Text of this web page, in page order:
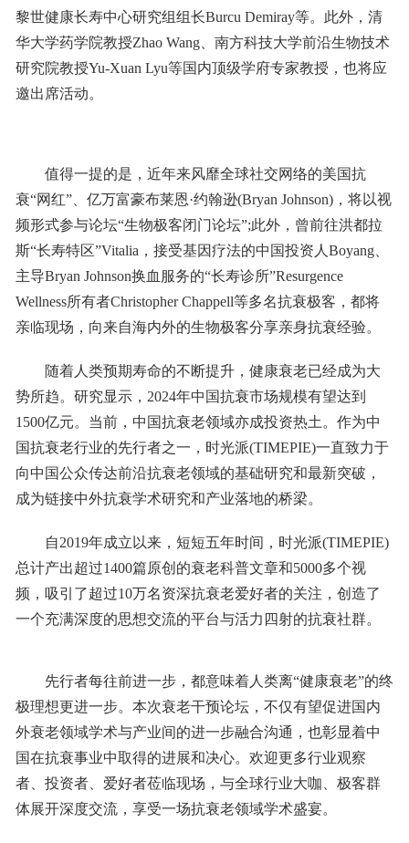
黎世健康长寿中心研究组组长Burcu Demiray等。此外，清
华大学药学院教授Zhao Wang、南方科技大学前沿生物技术
研究院教授Yu-Xuan Lyu等国内顶级学府专家教授，也将应
邀出席活动。
值得一提的是，近年来风靡全球社交网络的美国抗
衰“网红”、亿万富豪布莱恩·约翰逊(Bryan Johnson)，将以视
频形式参与论坛“生物极客闭门论坛”;此外，曾前往洪都拉
斯“长寿特区”Vitalia，接受基因疗法的中国投资人Boyang、
主导Bryan Johnson换血服务的“长寿诊所”Resurgence
Wellness所有者Christopher Chappell等多名抗衰极客，都将
亲临现场，向来自海内外的生物极客分享亲身抗衰经验。
随着人类预期寿命的不断提升，健康衰老已经成为大
势所趋。研究显示，2024年中国抗衰市场规模有望达到
1500亿元。当前，中国抗衰老领域亦成投资热土。作为中
国抗衰老行业的先行者之一，时光派(TIMEPIE)一直致力于
向中国公众传达前沿抗衰老领域的基础研究和最新突破，
成为链接中外抗衰学术研究和产业落地的桥梁。
自2019年成立以来，短短五年时间，时光派(TIMEPIE)
总计产出超过1400篇原创的衰老科普文章和5000多个视
频，吸引了超过10万名资深抗衰老爱好者的关注，创造了
一个充满深度的思想交流的平台与活力四射的抗衰社群。
先行者每往前进一步，都意味着人类离“健康衰老”的终
极理想更进一步。本次衰老干预论坛，不仅有望促进国内
外衰老领域学术与产业间的进一步融合沟通，也彰显着中
国在抗衰事业中取得的进展和决心。欢迎更多行业观察
者、投资者、爱好者莅临现场，与全球行业大咖、极客群
体展开深度交流，享受一场抗衰老领域学术盛宴。